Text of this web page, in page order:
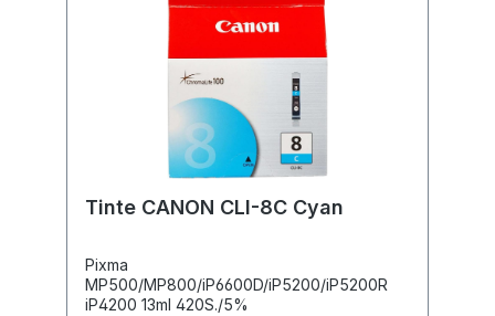
Tinte CANON CLI-8C Cyan
Pixma
MP500/MP800/iP6600D/iP5200/iP5200R
iP4200 13ml 420S./5%